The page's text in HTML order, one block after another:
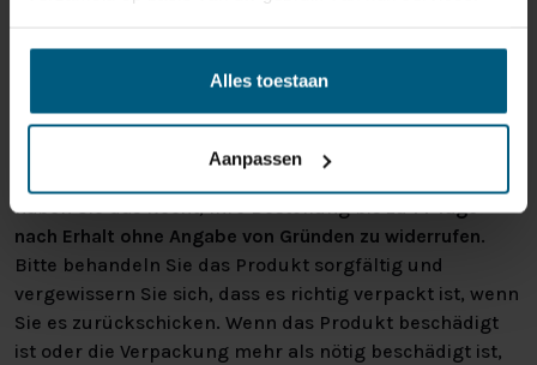
Alles toestaan
Aanpassen
Manchmal möchten Sie vielleicht eine Bestellung
zurückgeben. Vielleicht, weil Ihnen das Produkt nicht
gefällt, oder vielleicht gibt es einen anderen Grund,
haben Sie das Recht, Ihre Bestellung bis zu14 Tage
nach Erhalt ohne Angabe von Gründen zu widerrufen.
Bitte behandeln Sie das Produkt sorgfältig und
vergewissern Sie sich, dass es richtig verpackt ist, wenn
Sie es zurückschicken. Wenn das Produkt beschädigt
ist oder die Verpackung mehr als nötig beschädigt ist,